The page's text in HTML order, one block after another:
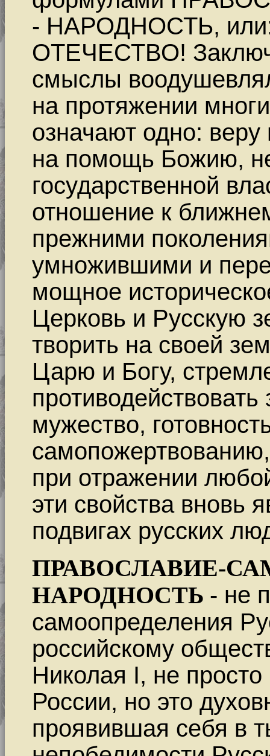
- НАРОДНОСТЬ,
ОТЕЧЕСТВО!
смыслы
на протяжении
означают одно:
на помощь Божию,
государственной
отношение к
прежними
умножившими и
мощное
Церковь и Русскую
творить на своей
Царю и Богу,
мужество,
при отражении
эти свойства вновь
подвигах русских
ПРАВОСЛАВИЕ-
НАРОДНОСТЬ - не
самоопределения
российскому
Николая I, не
России, но это
проявившая себя в